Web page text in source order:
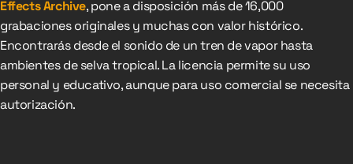
Effects Archive, pone a disposición más de 16,000
grabaciones originales y muchas con valor histórico.
Encontrarás desde el sonido de un tren de vapor hasta
ambientes de selva tropical. La licencia permite su uso
personal y educativo, aunque para uso comercial se necesita
autorización.